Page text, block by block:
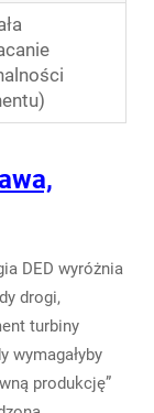
DED wyróżnia
drogi,
turbiny
wymagałyby
produkcję”